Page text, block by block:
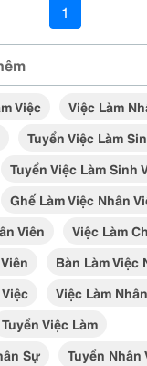
1
Việc
Việc Làm
Tuyển Việc Làm
Tuyển Việc Làm Sinh
Ghế Làm Việc Nhân
Viên
Việc Làm
Bàn Làm Việc
Việc Làm
Tuyển Việc Làm
Sự
Tuyển Nhân